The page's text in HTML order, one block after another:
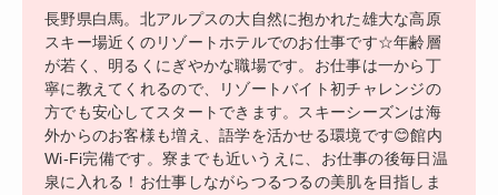
長野県白馬。北アルプスの大自然に抱かれた雄大な高原
スキー場近くのリゾートホテルでのお仕事です☆年齢層
が若く、明るくにぎやかな職場です。お仕事は一から丁
寧に教えてくれるので、リゾートバイト初チャレンジの
方でも安心してスタートできます。スキーシーズンは海
外からのお客様も増え、語学を活かせる環境です😊館内
Wi-Fi完備です。寮までも近いうえに、お仕事の後毎日温
泉に入れる！お仕事しながらつるつるの美肌を目指しま